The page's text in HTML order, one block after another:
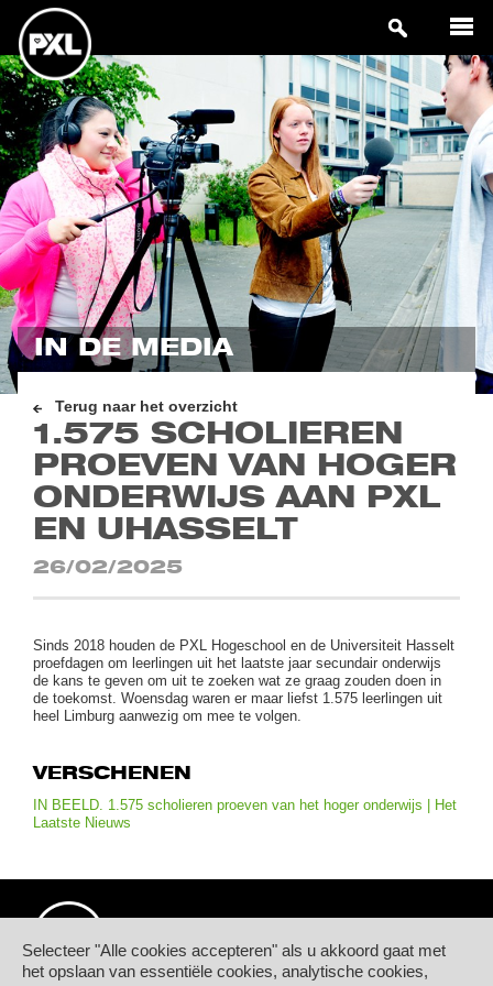
Selecteer "Alle cookies accepteren" als u akkoord gaat met
het opslaan van essentiële cookies, analytische cookies,
IN DE MEDIA
Terug naar het overzicht
1.575 SCHOLIEREN
PROEVEN VAN HOGER
ONDERWIJS AAN PXL
EN UHASSELT
26/02/2025
Sinds 2018 houden de PXL Hogeschool en de Universiteit Hasselt
proefdagen om leerlingen uit het laatste jaar secundair onderwijs
de kans te geven om uit te zoeken wat ze graag zouden doen in
de toekomst. Woensdag waren er maar liefst 1.575 leerlingen uit
heel Limburg aanwezig om mee te volgen.
VERSCHENEN
IN BEELD. 1.575 scholieren proeven van het hoger onderwijs | Het
Laatste Nieuws